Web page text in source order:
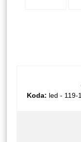
Koda: led - 119-1